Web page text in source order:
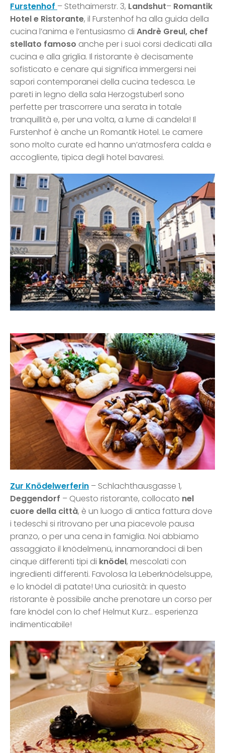
Furstenhof – Stethaimerstr. 3, Landshut– Romantik
Hotel e Ristorante, il Furstenhof ha alla guida della
cucina l’anima e l’entusiasmo di Andrè Greul, chef
stellato famoso anche per i suoi corsi dedicati alla
cucina e alla griglia. Il ristorante è decisamente
sofisticato e cenare qui significa immergersi nei
sapori contemporanei della cucina tedesca. Le
pareti in legno della sala Herzogstuberl sono
perfette per trascorrere una serata in totale
tranquillità e, per una volta, a lume di candela! Il
Furstenhof è anche un Romantik Hotel. Le camere
sono molto curate ed hanno un’atmosfera calda e
accogliente, tipica degli hotel bavaresi.
Zur Knödelwerferin – Schlachthausgasse 1,
Deggendorf – Questo ristorante, collocato nel
cuore della città, è un luogo di antica fattura dove
i tedeschi si ritrovano per una piacevole pausa
pranzo, o per una cena in famiglia. Noi abbiamo
assaggiato il knödelmenü, innamorandoci di ben
cinque differenti tipi di knödel, mescolati con
ingredienti differenti. Favolosa la Leberknödelsuppe,
e lo knödel di patate! Una curiosità: in questo
ristorante è possibile anche prenotare un corso per
fare knödel con lo chef Helmut Kurz… esperienza
indimenticabile!